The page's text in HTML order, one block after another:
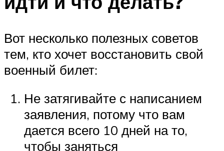
Вот несколько полезных советов
тем, кто хочет восстановить свой
военный билет:
Не затягивайте с написанием
заявления, потому что вам
дается всего 10 дней на то,
чтобы заняться